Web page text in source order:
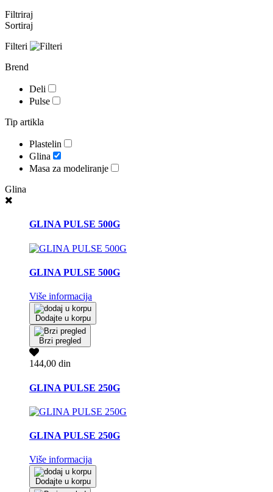
Filtriraj
Sortiraj
Filteri
Brend
Deli
Pulse
Tip artikla
Plastelin
Glina
Masa za modeliranje
Glina
GLINA PULSE 500G
GLINA PULSE 500G
Više informacija
Dodajte u korpu
Brzi pregled
144,00 din
GLINA PULSE 250G
GLINA PULSE 250G
Više informacija
Dodajte u korpu